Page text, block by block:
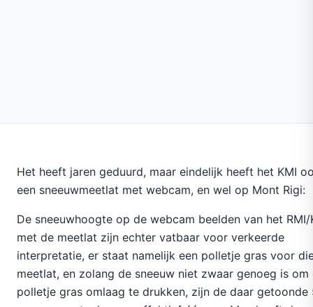
Het heeft jaren geduurd, maar eindelijk heeft het KMI
een sneeuwmeetlat met webcam, en wel op Mont Rigi:
De sneeuwhoogte op de webcam beelden van het RMI/
met de meetlat zijn echter vatbaar voor verkeerde
interpretatie, er staat namelijk een polletje gras voor
meetlat, en zolang de sneeuw niet zwaar genoeg is om
polletje gras omlaag te drukken, zijn de daar getoonde